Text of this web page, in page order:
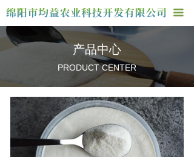
끀
首页
关于我们
厂房车间
联系我们
产品中心
PRODUCT CENTER